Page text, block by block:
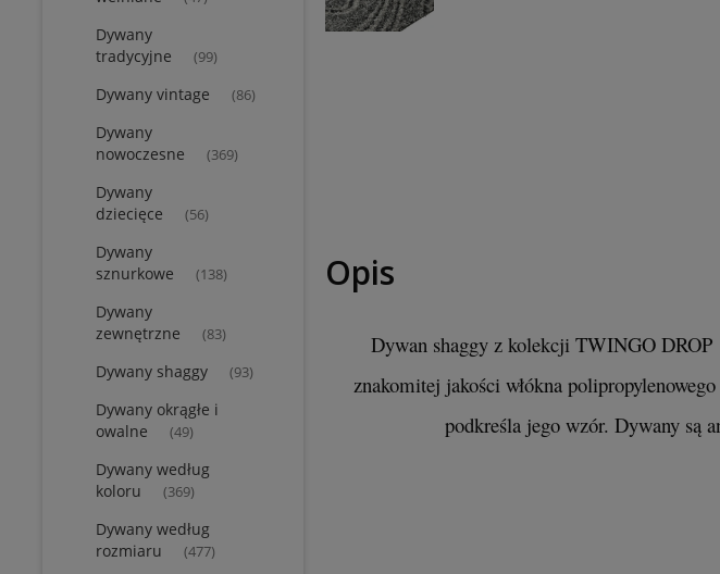
Dywany
tradycyjne
(99)
Dywany vintage (86)
Dywany
nowoczesne
(369)
Dywany
dziecięce
(56)
Dywany
sznurkowe
(138)
Dywany
zewnętrzne
(83)
Dywany shaggy (93)
Dywany okrągłe i
owalne
(49)
Dywany według
koloru
(369)
Dywany według
rozmiaru
(477)
Opis
Dywan shaggy z kolekcji TWINGO
znakomitej jakości włókna
podkreśla jego wzór. Dywany są